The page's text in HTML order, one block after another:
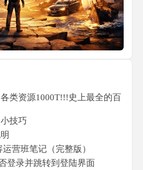
类资源1000T!!!史上最全的百
技巧
营班笔记（完整版）
登录并跳转到登陆界面